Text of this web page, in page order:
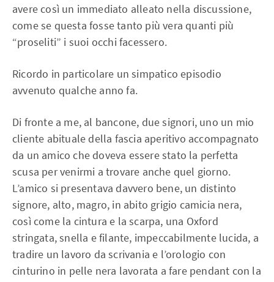
avere così un immediato alleato nella discussione,
come se questa fosse tanto più vera quanti più
“proseliti” i suoi occhi facessero.
Ricordo in particolare un simpatico episodio
avvenuto qualche anno fa.
Di fronte a me, al bancone, due signori, uno un mio
cliente abituale della fascia aperitivo accompagnato
da un amico che doveva essere stato la perfetta
scusa per venirmi a trovare anche quel giorno.
L’amico si presentava davvero bene, un distinto
signore, alto, magro, in abito grigio camicia nera,
così come la cintura e la scarpa, una Oxford
stringata, snella e filante, impeccabilmente lucida, a
tradire un lavoro da scrivania e l’orologio con
cinturino in pelle nera lavorata a fare pendant con la